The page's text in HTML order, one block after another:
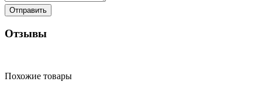
Отправить
Отзывы
Похожие товары